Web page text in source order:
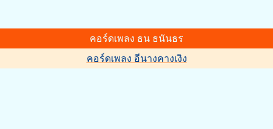
คอร์ดเพลง ธน ธนันธร
คอร์ดเพลง อีนางคางเงิง